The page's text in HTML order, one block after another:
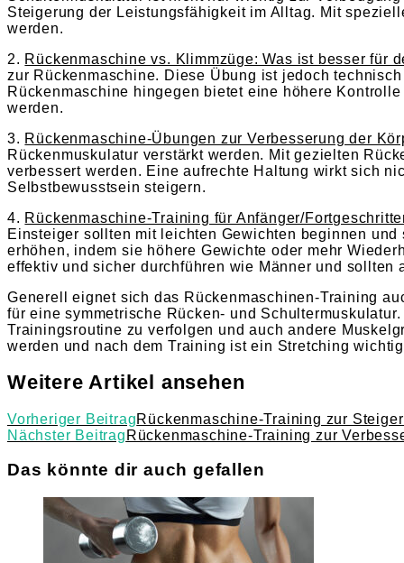
Steigerung der Leistungsfähigkeit im Alltag. Mit
werden.
2. Rückenmaschine vs. Klimmzüge: Was ist besser für
zur Rückenmaschine. Diese Übung ist jedoch
Rückenmaschine hingegen bietet eine höhere
werden.
3. Rückenmaschine-Übungen zur Verbesserung der
Rückenmuskulatur verstärkt werden. Mit gezielten
verbessert werden. Eine aufrechte Haltung wirkt sich
Selbstbewusstsein steigern.
4. Rückenmaschine-Training für Anfänger/
Einsteiger sollten mit leichten Gewichten beginnen
erhöhen, indem sie höhere Gewichte oder mehr
effektiv und sicher durchführen wie Männer und sollten
Generell eignet sich das Rückenmaschinen-Training
für eine symmetrische Rücken- und
Trainingsroutine zu verfolgen und auch andere
werden und nach dem Training ist ein Stretching
Weitere Artikel ansehen
Vorheriger BeitragRückenmaschine-Training zur
Nächster Beitrag Rückenmaschine-Training zur
Das könnte dir auch gefallen